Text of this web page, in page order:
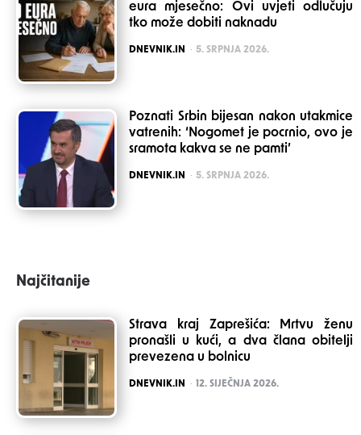
eura mjesečno: Ovi uvjeti odlučuju
tko može dobiti naknadu
POSTED
DNEVNIK.IN 5. SRPNJA 2026.
Poznati Srbin bijesan nakon utakmice
vatrenih: ‘Nogomet je pocrnio, ovo je
sramota kakva se ne pamti’
POSTED
DNEVNIK.IN 5. SRPNJA 2026.
Najčitanije
Strava kraj Zaprešića: Mrtvu ženu
pronašli u kući, a dva člana obitelji
prevezena u bolnicu
POSTED
DNEVNIK.IN 12. SIJEČNJA 2026.